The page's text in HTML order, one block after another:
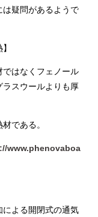
疑問があるようで
はなくフェノール
スウールよりも厚
である。
www.phenovaboa
よる開閉式の通気